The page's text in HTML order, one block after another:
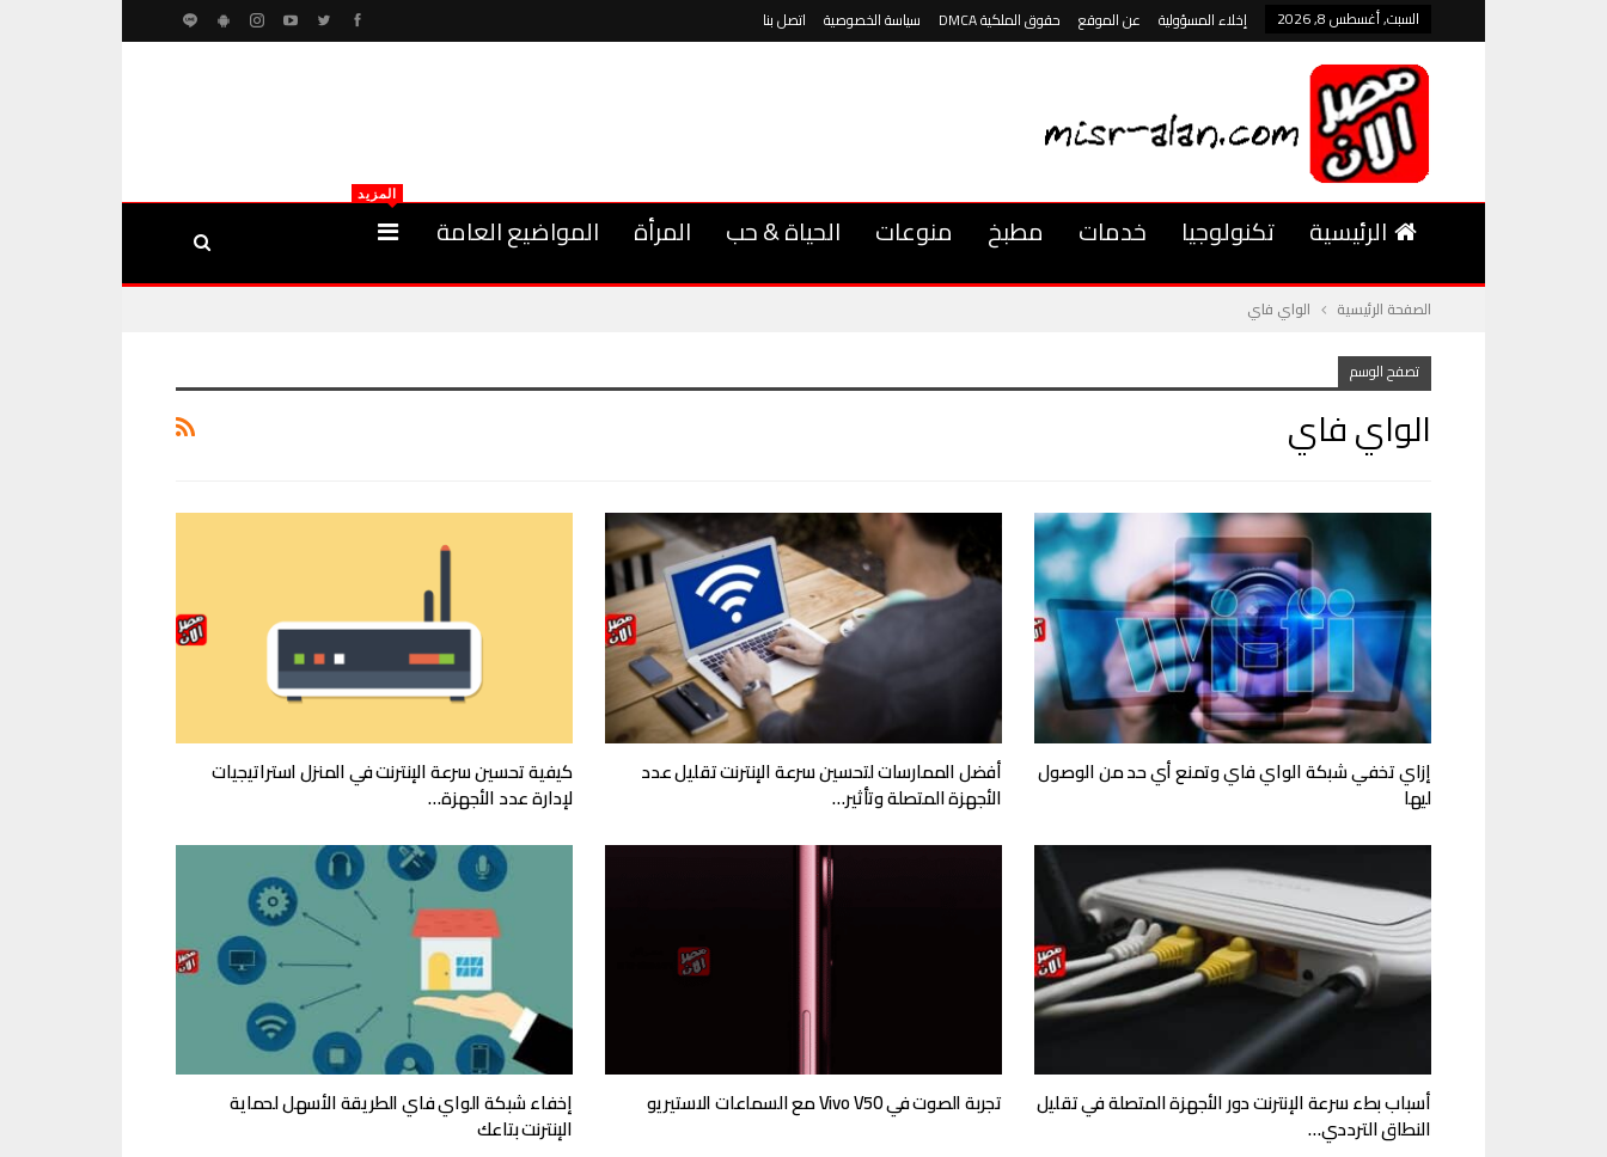
السبت, أغسطس 8, 2026 إخلاء المسؤولية عن الموقع حقوق الملكية DMCA سياسة الخصوصية اتصل بنا
الرئيسية تكنولوجيا خدمات مطبخ منوعات الحياة & حب المرأة المواضيع العامة
المزيد
الصفحة الرئيسية الواي فاي
تصفح الوسم
الواي فاي
إزاي تخفي شبكة الواي فاي وتمنع أي حد من الوصول
ليها
أفضل الممارسات لتحسين سرعة الإنترنت تقليل عدد
الأجهزة المتصلة وتأثير…
كيفية تحسين سرعة الإنترنت في المنزل استراتيجيات
لإدارة عدد الأجهزة…
أسباب بطء سرعة الإنترنت دور الأجهزة المتصلة في تقليل
النطاق الترددي…
تجربة الصوت في Vivo V50 مع السماعات الاستيريو إخفاء شبكة الواي فاي الطريقة الأسهل لحماية
الإنترنت بتاعك